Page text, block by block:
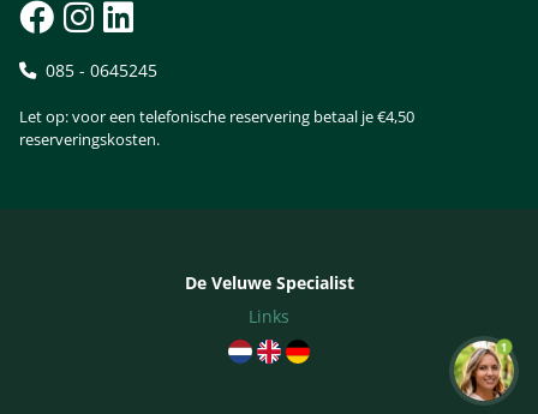
085 - 0645245
Let op: voor een telefonische reservering betaal je €4,50
reserveringskosten.
De Veluwe Specialist
Links
1